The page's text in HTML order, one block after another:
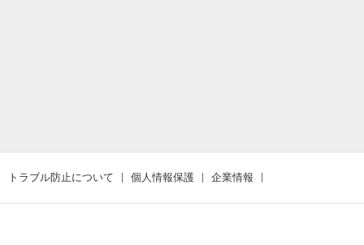
トラブル防止について 個人情報保護 企業情報